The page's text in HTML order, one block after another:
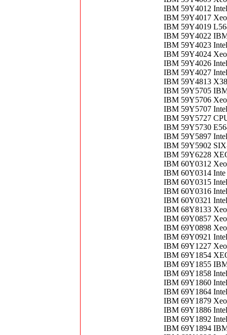
IBM 59Y4012
IBM 59Y4017
IBM 59Y4019
IBM 59Y4022
IBM 59Y4023
IBM 59Y4024
IBM 59Y4026
IBM 59Y4027
IBM 59Y4813
IBM 59Y5705
IBM 59Y5706
IBM 59Y5707
IBM 59Y5727
IBM 59Y5730
IBM 59Y5897
IBM 59Y5902
IBM 59Y6228
IBM 60Y0312
IBM 60Y0314
IBM 60Y0315
IBM 60Y0316
IBM 60Y0321
IBM 68Y8133
IBM 69Y0857
IBM 69Y0898
IBM 69Y0921
IBM 69Y1227
IBM 69Y1854
IBM 69Y1855
IBM 69Y1858
IBM 69Y1860
IBM 69Y1864
IBM 69Y1879
IBM 69Y1886
IBM 69Y1892
IBM 69Y1894